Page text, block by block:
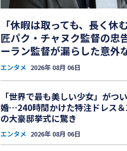
「休暇は取っても、長く休
匠パク・チャヌク監督の忠
ーラン監督が漏らした意外
エンタメ 2026年 08月 06日
「世界で最も美しい少女」がつ
婚…240時間かけた特注ドレス
の大豪邸挙式に驚き
エンタメ 2026年 08月 06日